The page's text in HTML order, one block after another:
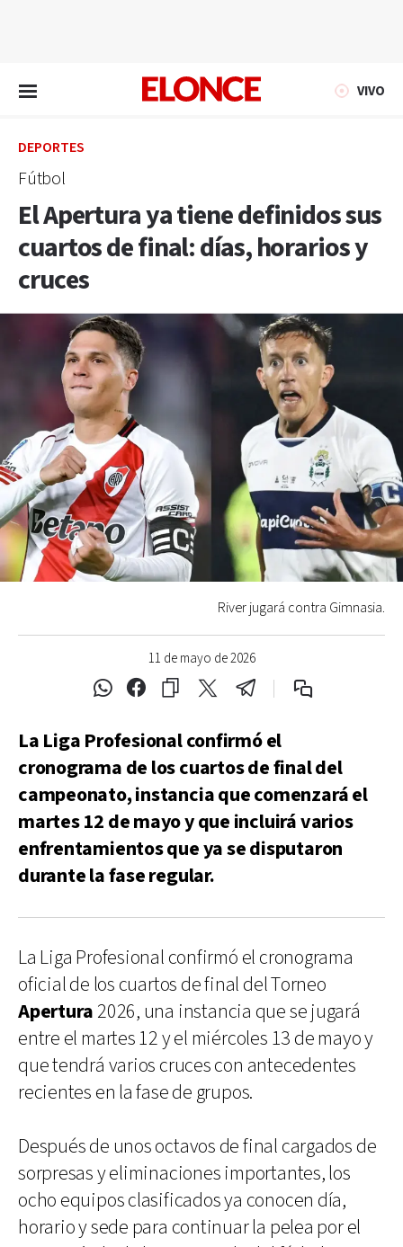
VIVO
DEPORTES
Fútbol
El Apertura ya tiene definidos sus
cuartos de final: días, horarios y
cruces
11 de mayo de 2026
River jugará contra Gimnasia.
La Liga Profesional confirmó el
cronograma de los cuartos de final del
campeonato, instancia que comenzará el
martes 12 de mayo y que incluirá varios
enfrentamientos que ya se disputaron
durante la fase regular.
La Liga Profesional confirmó el cronograma
oficial de los cuartos de final del Torneo
Apertura 2026, una instancia que se jugará
entre el martes 12 y el miércoles 13 de mayo y
que tendrá varios cruces con antecedentes
recientes en la fase de grupos.
Después de unos octavos de final cargados de
sorpresas y eliminaciones importantes, los
ocho equipos clasificados ya conocen día,
horario y sede para continuar la pelea por el